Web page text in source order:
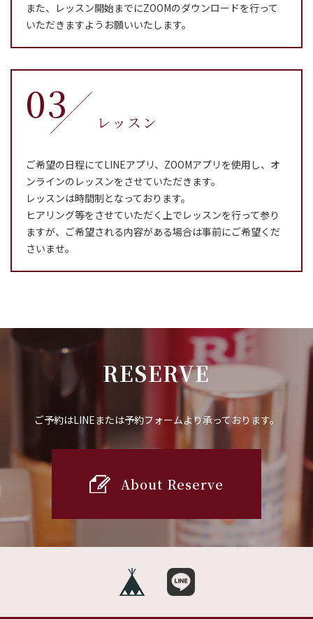
また、レッスン開始までにZOOMのダウンロードを行って
いただきますようお願いいたします。
03 レッスン
ご希望の日程にてLINEアプリ、ZOOMアプリを使用し、オ
ンラインのレッスンをさせていただきます。
レッスンは時間制となっております。
ヒアリング等をさせていただく上でレッスンを行って参り
ますが、ご希望される内容がある場合は事前にご希望くだ
さいませ。
RESERVE
ご予約はLINEまたは予約フォームより承っております。
About Reserve